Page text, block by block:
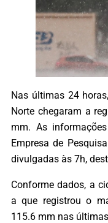
Nas últimas 24
Norte chegaram a
mm. As
Empresa de
divulgadas às 7h,
Conforme dados, a
a que registrou o
115.6 mm nas